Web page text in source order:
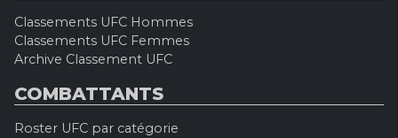
Classements UFC Hommes
Classements UFC Femmes
Archive Classement UFC
COMBATTANTS
Roster UFC par catégorie